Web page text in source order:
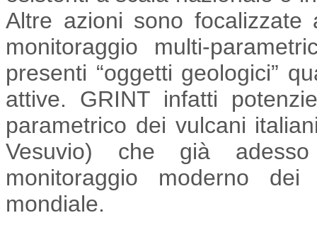
Altre azioni sono
monitoraggio multi-
presenti “oggetti geologici”
attive. GRINT infatti
parametrico dei vulcani
Vesuvio) che già
monitoraggio moderno
mondiale.